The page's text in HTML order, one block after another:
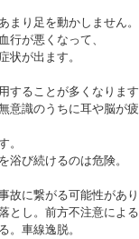
まり足を動かしません。
行が悪くなって、
状が出ます。
することが多くなりま
意識のうちに耳や脳が
。
浴び続けるのは危険。
故に繋がる可能性があ
とし。前方不注意によ
。車線逸脱。